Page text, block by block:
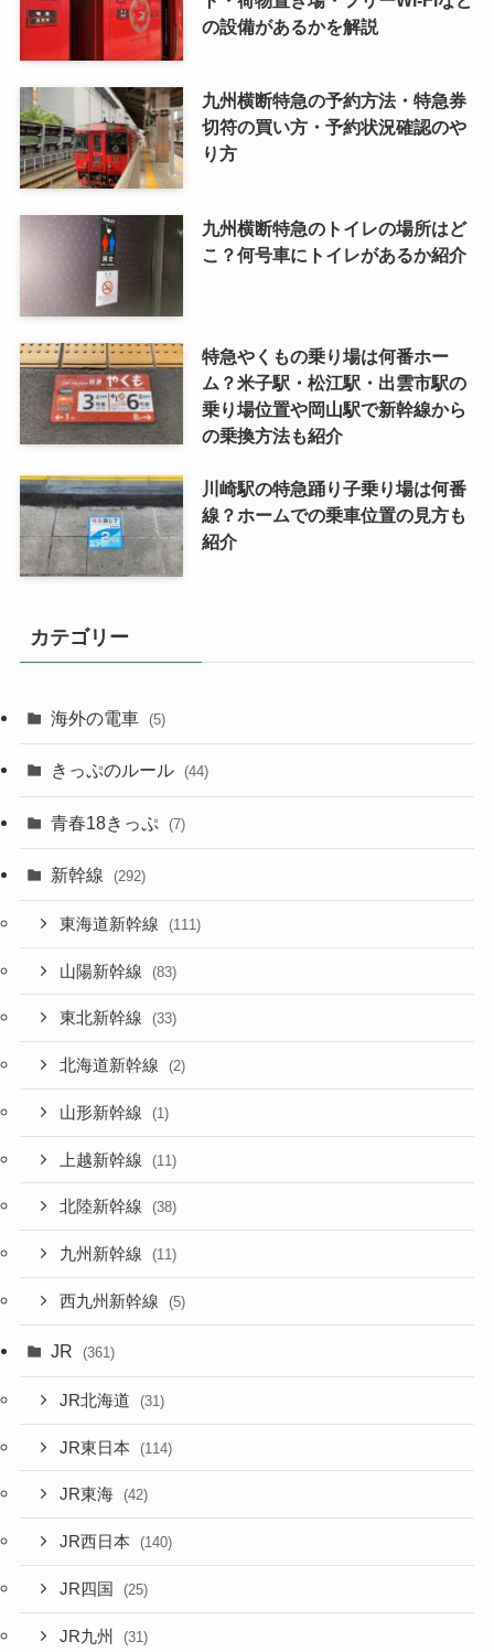
の設備があるかを解説
九州横断特急の予約方法・特急券
切符の買い方・予約状況確認のや
り方
九州横断特急のトイレの場所はど
こ？何号車にトイレがあるか紹介
特急やくもの乗り場は何番ホー
ム？米子駅・松江駅・出雲市駅の
乗り場位置や岡山駅で新幹線から
の乗換方法も紹介
川崎駅の特急踊り子乗り場は何番
線？ホームでの乗車位置の見方も
紹介
カテゴリー
海外の電車 (5)
きっぷのルール (44)
青春18きっぷ (7)
新幹線 (292)
東海道新幹線 (111)
山陽新幹線 (83)
東北新幹線 (33)
北海道新幹線 (2)
山形新幹線 (1)
上越新幹線 (11)
北陸新幹線 (38)
九州新幹線 (11)
西九州新幹線 (5)
JR (361)
JR北海道 (31)
JR東日本 (114)
JR東海 (42)
JR西日本 (140)
JR四国 (25)
JR九州 (31)